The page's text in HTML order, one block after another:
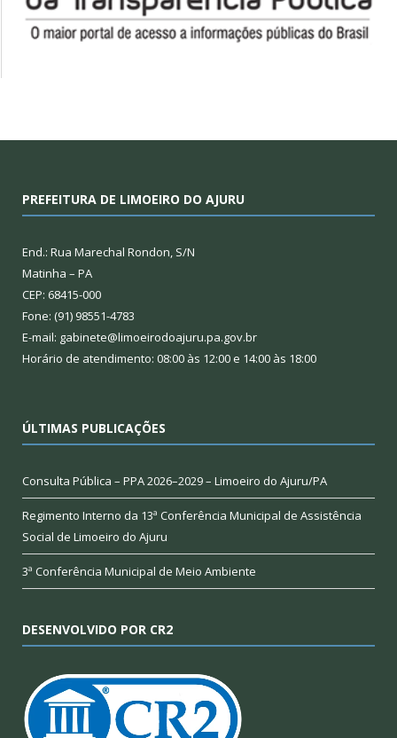
PREFEITURA DE LIMOEIRO DO AJURU
End.: Rua Marechal Rondon, S/N
Matinha – PA
CEP: 68415-000
Fone: (91) 98551-4783
E-mail: gabinete@limoeirodoajuru.pa.gov.br
Horário de atendimento: 08:00 às 12:00 e 14:00 às 18:00
ÚLTIMAS PUBLICAÇÕES
Consulta Pública – PPA 2026–2029 – Limoeiro do Ajuru/PA
Regimento Interno da 13ª Conferência Municipal de Assistência
Social de Limoeiro do Ajuru
3ª Conferência Municipal de Meio Ambiente
DESENVOLVIDO POR CR2